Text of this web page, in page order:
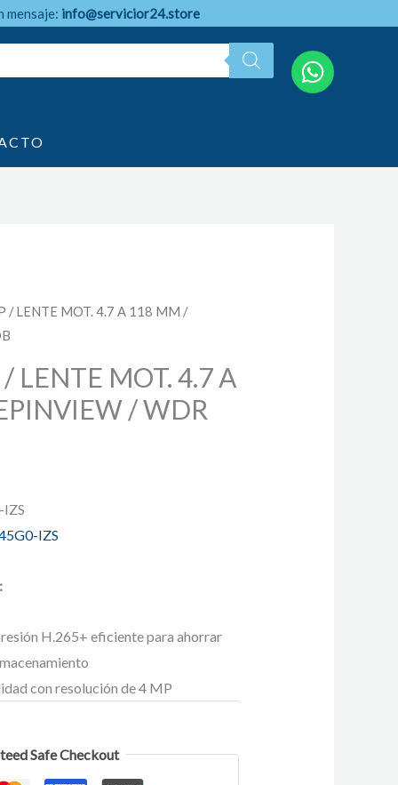
mensaje: info@servicior24.store
/ LENTE MOT. 4.7 A 118 MM /
LENTE MOT. 4.7 A
/ WDR
IZS
H.265+ eficiente para ahorrar
con resolución de 4 MP
Safe Checkout